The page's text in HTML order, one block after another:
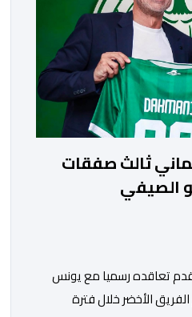
ثالث صفقات
الصيفي
تعاقده رسميا مع يونس
الأخضر خلال فترة